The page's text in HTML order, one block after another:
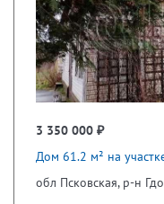
3 350 000 ₽
Дом 61.2 м² на
обл Псковская, р-н